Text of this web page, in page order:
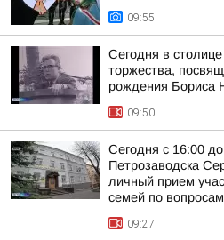
09:55
Сегодня в
торжества,
рождения Бориса
09:50
Сегодня с 16:00
Петрозаводска
личный прием
семей по
09:27